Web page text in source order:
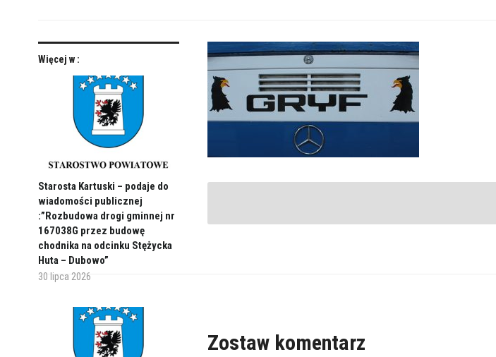
Więcej w :
Starosta Kartuski – podaje do
wiadomości publicznej
:”Rozbudowa drogi gminnej nr
167038G przez budowę
chodnika na odcinku Stężycka
Huta – Dubowo”
30 lipca 2026
Zostaw komentarz